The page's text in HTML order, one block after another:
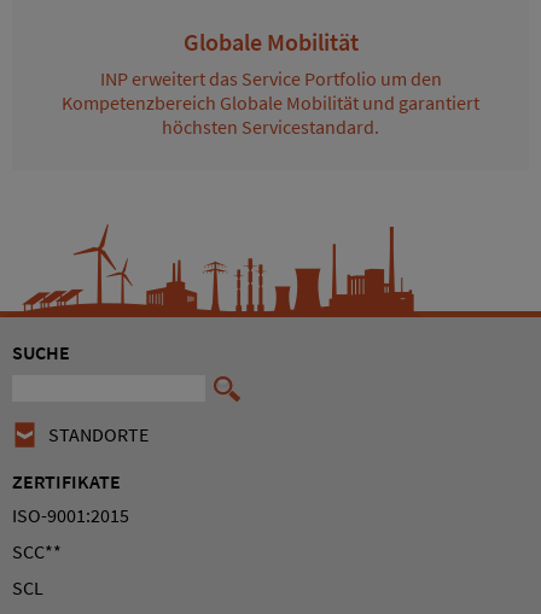
Globale Mobilität
INP erweitert das Service Portfolio um den
Kompetenzbereich Globale Mobilität und garantiert
höchsten Servicestandard.
SUCHE
STANDORTE
ZERTIFIKATE
ISO-9001:2015
SCC**
SCL